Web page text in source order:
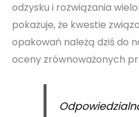
odzysku i rozwiązania
pokazuje, że kwestie
opakowań należą dziś do
oceny zrównoważonych